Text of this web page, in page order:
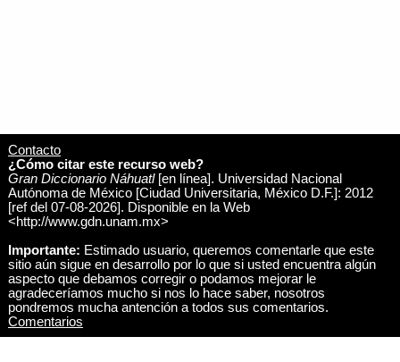
Contacto
¿Cómo citar este recurso web?
Gran Diccionario Náhuatl[en línea]. Universidad Nacional
Autónoma de México [Ciudad Universitaria, México D.F.]: 2012
[ref del 07-08-2026]. Disponible en la Web
<http://www.gdn.unam.mx>
Importante: Estimado usuario, queremos comentarle que este
sitio aún sigue en desarrollo por lo que si usted encuentra algún
aspecto que debamos corregir o podamos mejorar le
agradeceríamos mucho si nos lo hace saber, nosotros
pondremos mucha antención a todos sus comentarios.
Comentarios